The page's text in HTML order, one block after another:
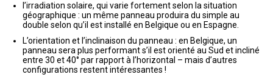
l’irradiation solaire, qui varie fortement selon la situation
géographique : un même panneau produira du simple au
double selon qu’il est installé en Belgique ou en Espagne.
L’orientation et l’inclinaison du panneau : en Belgique, un
panneau sera plus performant s’il est orienté au Sud et incliné
entre 30 et 40° par rapport à l’horizontal – mais d’autres
configurations restent intéressantes !